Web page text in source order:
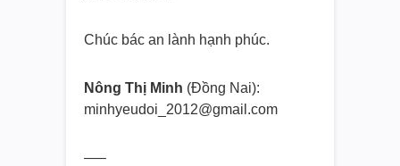
Chúc bác an lành hạnh phúc.
Nông Thị Minh (Đồng Nai):
minhyeudoi_2012@gmail.com
—–